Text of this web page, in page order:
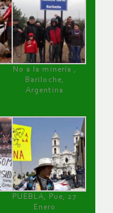
No a la minería ,
Bariloche,
Argentina
PUEBLA, Pue, 27
Enero